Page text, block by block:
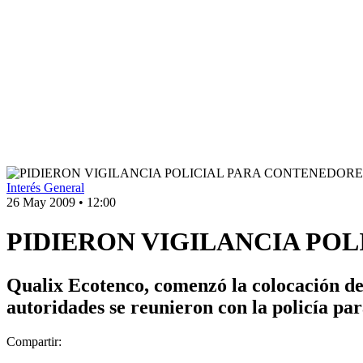
Interés General
26 May 2009 • 12:00
PIDIERON VIGILANCIA
Qualix Ecotenco, comenzó la colocación
autoridades se reunieron con la policía
Compartir: